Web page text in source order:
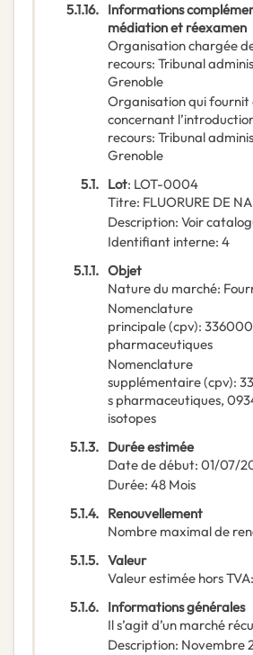
5.1.16. Informations
médiation et réexamen
Organisation chargée
recours: Tribunal
Grenoble
Organisation qui fournit
concernant
recours: Tribunal
Grenoble
5.1. Lot: LOT-0004
Titre: FLUORURE DE NA
Description: Voir
Identifiant interne: 4
5.1.1. Objet
Nature du marché:
Nomenclature
principale(cpv):
pharmaceutiques
Nomenclature
supplémentaire(cpv):
s pharmaceutiques,
isotopes
5.1.3. Durée estimée
Date de début: 01/07/
Durée: 48 Mois
5.1.4. Renouvellement
Nombre maximal de
5.1.5. Valeur
Valeur estimée hors TVA:
5.1.6. Informations générales
Il s’agit d’un marché
Description: Novembre